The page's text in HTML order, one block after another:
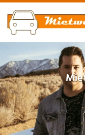
Skip
to
main
content